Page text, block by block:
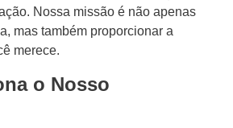
Nossa missão é não apenas
mas também proporcionar a
merece.
o Nosso